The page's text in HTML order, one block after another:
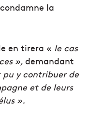
condamne la
en tirera « le cas
», demandant
y contribuer de
et de leurs
».